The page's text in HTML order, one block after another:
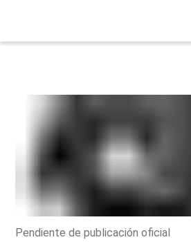
Pendiente de publicación oficial